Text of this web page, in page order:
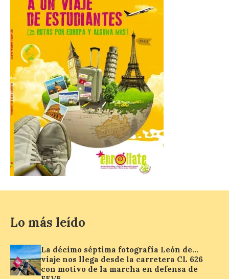
La novena campaña
arqueológica centrará sus
trabajos en el estudio de la
organización urbana y la
vida cotidiana del poblado
y contará con la participación de
estudiantes del grado en Historia. La
excavación se complementará con
actividades de divulgación abiertas […]
El Mercado Medieval abre
sus puertas en La Bañeza
con más de 60 puestos y
un amplio programa de
La programación
calendario de actividades
de animación dirigidas a
todos los públicos. La
Bañeza inauguró en la tarde de este
Lo más leído
La décimo séptima fotografía León de…
viaje nos llega desde la carretera CL 626
con motivo de la marcha en defensa de